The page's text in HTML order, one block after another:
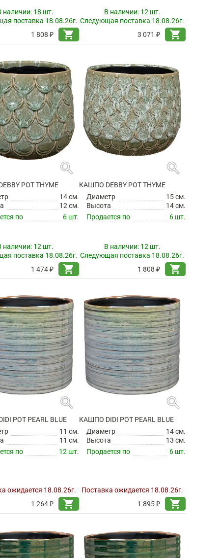
наличии: 18 шт.
поставка 18.08.26г.
1 808 ₽
shopping_cart
В наличии: 12 шт.
Следующая поставка 18.08.26г.
3 071 ₽
shopping_cart
search
POT THYME
14 см.
12 см.
по
6 шт.
наличии: 12 шт.
поставка 18.08.26г.
1 474 ₽
shopping_cart
search
КАШПО DEBBY POT THYME
Диаметр
15 см.
Высота
14 см.
Продается по
6 шт.
В наличии: 12 шт.
Следующая поставка 18.08.26г.
1 808 ₽
shopping_cart
search
POT PEARL BLUE
11 см.
11 см.
по
12 шт.
ожидается 18.08.26г.
1 264 ₽
shopping_cart
search
КАШПО DIDI POT PEARL BLUE
Диаметр
14 см.
Высота
13 см.
Продается по
6 шт.
Поставка ожидается 18.08.26г.
1 895 ₽
shopping_cart